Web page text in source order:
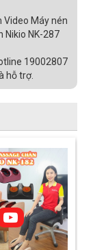
Video Máy nén
Nikio NK-287
19002807
hỗ trợ.